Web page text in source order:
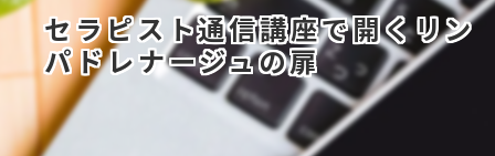
セラピスト通信講座で開くリン
パドレナージュの扉